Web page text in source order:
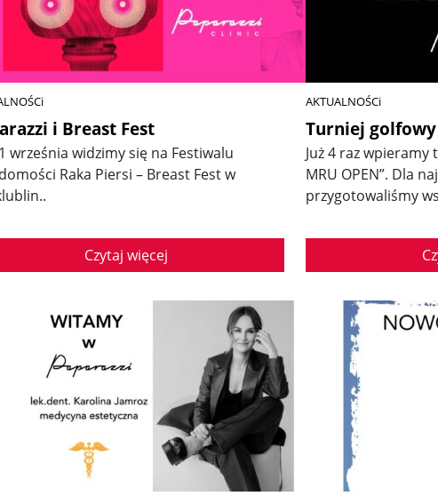
i Breast Fest
września widzimy się na Festiwalu
Raka Piersi – Breast Fest w
Czytaj więcej
AKTUALNOŚCi
Turniej golfowy
Już 4 raz wpieramy
MRU OPEN”. Dla
przygotowaliśmy